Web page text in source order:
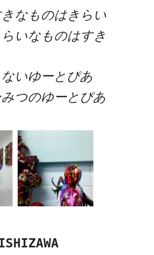
なものはきらい
いなものはすき
いゆーとぴあ
つのゆーとぴあ